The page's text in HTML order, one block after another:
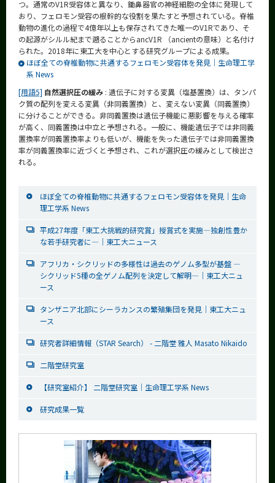
つ。通常のV1R受容体と異なり、鋤鼻器官の神経細胞の全体に発現して
おり、フェロモン受容の根幹的な役割を果たすと予想されている。脊椎
動物の進化の過程で4億年以上も保存されてきた唯一のV1Rであり、そ
の起源がシルル紀まで遡ることからancV1R （ancientの意味）と名付け
られた。2018年に東工大を中心とする研究グループによる成果。
ほぼ全ての脊椎動物に共通するフェロモン受容体を発見｜生命理工学
系 News
[用語5] 自然選択圧の緩み : 遺伝子に対する変異（塩基置換）は、タンパ
ク質の配列を変える変異（非同義置換）と、変えない変異（同義置換）
に分けることができる。非同義置換は遺伝子機能に悪影響を与える確率
が高く、同義置換は中立と予想される。一般に、機能遺伝子では非同義
置換率が同義置換率よりも低いが、機能を失った遺伝子では非同義置換
率が同義置換率に近づくと予想され、これが選択圧の緩みとして検出さ
れる。
ほぼ全ての脊椎動物に共通するフェロモン受容体を発見｜生命
理工学系 News
平成27年度「東工大挑戦的研究賞」授賞式を実施—独創性豊か
な若手研究者に—｜東工大ニュース
アフリカ・シクリッドの多様性は過去のゲノム多型が基盤 —
シクリッド5種の全ゲノム配列を決定して解明—｜東工大ニュ
ース
タンザニア北部にシーラカンスの繁殖集団を発見｜東工大ニュ
ース
研究者詳細情報（STAR Search） - 二階堂 雅人 Masato Nikaido
二階堂研究室
【研究室紹介】 二階堂研究室｜生命理工学系 News
研究成果一覧